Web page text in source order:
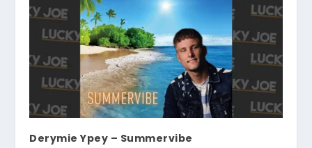
Derymie Ypey – Summervibe